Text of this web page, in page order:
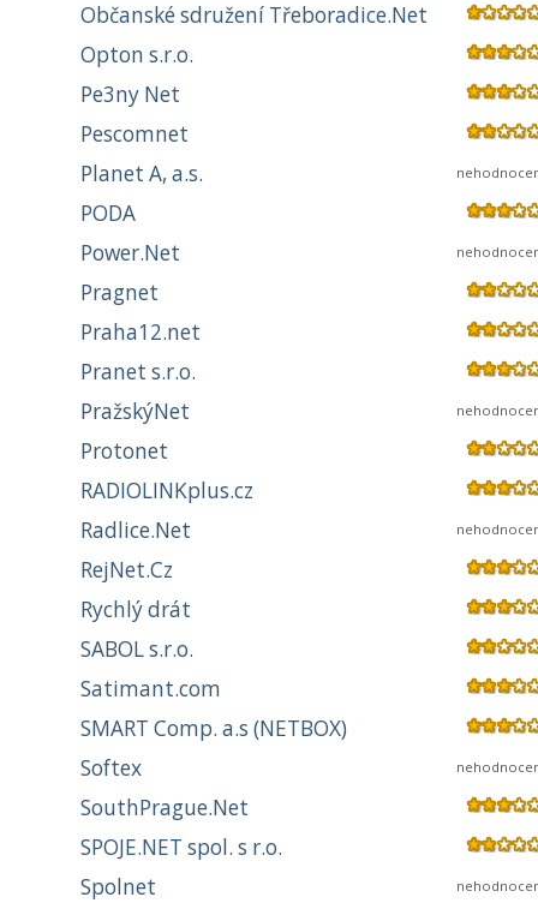
Občanské sdružení Třeboradice.Net
Opton s.r.o.
Pe3ny Net
Pescomnet
Planet A, a.s.
PODA
Power.Net
Pragnet
Praha12.net
Pranet s.r.o.
PražskýNet
Protonet
RADIOLINKplus.cz
Radlice.Net
RejNet.Cz
Rychlý drát
SABOL s.r.o.
Satimant.com
SMART Comp. a.s (NETBOX)
Softex
SouthPrague.Net
SPOJE.NET spol. s r.o.
Spolnet